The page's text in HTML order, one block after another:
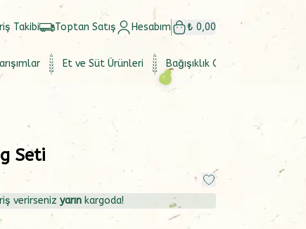
Takibi Toptan Satış Hesabım ₺ 0,00
Et ve Süt Ürünleri Bağışıklık Güçlendirici
Seti
verirseniz yarın kargoda!